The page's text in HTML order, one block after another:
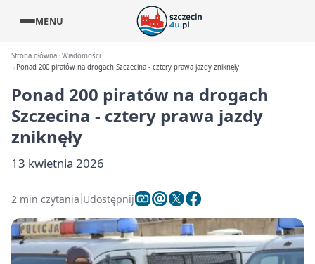
MENU
Strona główna Wiadomości
Ponad 200 piratów na drogach Szczecina - cztery prawa jazdy zniknęły
Ponad 200 piratów na drogach
Szczecina - cztery prawa jazdy
zniknęły
13 kwietnia 2026
2 min czytania Udostępnij